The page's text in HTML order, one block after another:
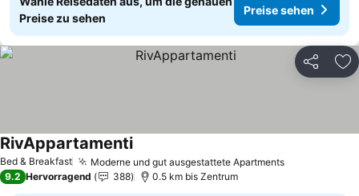
Preise zu sehen
Preise sehen
Teilen
Bed & Breakfast Moderne und gut ausgestattete ApartmentsPreise sehen
RivAppartamentiPreise sehen
9.2 Hervorragend 388 0.5 km bis Zentrum